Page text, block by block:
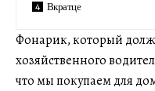
Вкратце
Фонарик, который
хозяйственного
что мы покупаем для